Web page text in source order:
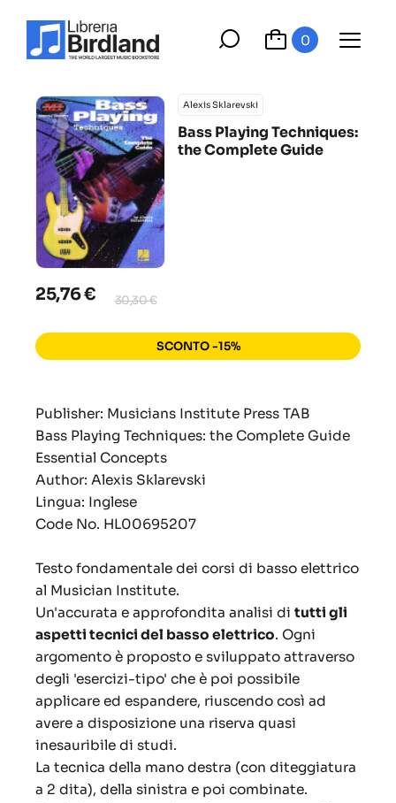
0
Alexis Sklarevski
Bass Playing Techniques:
the Complete Guide
25,76 € 30,30 €
SCONTO -15%
Publisher: Musicians Institute Press TAB
Bass Playing Techniques: the Complete Guide
Essential Concepts
Author: Alexis Sklarevski
Lingua: Inglese
Code No. HL00695207
Testo fondamentale dei corsi di basso elettrico
al Musician Institute.
Un'accurata e approfondita analisi di tutti gli
aspetti tecnici del basso elettrico. Ogni
argomento è proposto e sviluppato attraverso
degli 'esercizi-tipo' che è poi possibile
applicare ed espandere, riuscendo così ad
avere a disposizione una riserva quasi
inesauribile di studi.
La tecnica della mano destra (con diteggiatura
a 2 dita), della sinistra e poi combinate.